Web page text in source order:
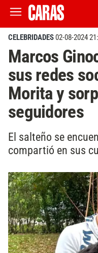
CELEBRIDADES02-08-2024
Marcos
sus redes
Morita y
seguidores
El salteño se
compartió en sus